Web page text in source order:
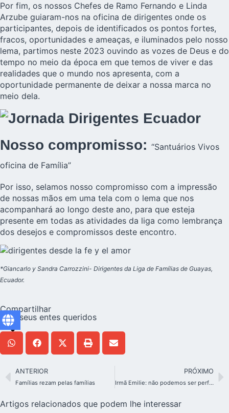
Por fim, os nossos Chefes de Ramo Fernando e Linda
Arzube guiaram-nos na oficina de dirigentes onde os
participantes, depois de identificados os pontos fortes,
fracos, oportunidades e ameaças, e iluminados pelo nosso
lema, partimos neste 2023 ouvindo as vozes de Deus e do
tempo no meio da época em que temos de viver e das
realidades que o mundo nos apresenta, com a
oportunidade permanente de deixar a nossa marca no
meio dela.
Nosso compromisso: “Santuários Vivos
oficina de Família”
Por isso, selamos nosso compromisso com a impressão
de nossas mãos em uma tela com o lema que nos
acompanhará ao longo deste ano, para que esteja
presente em todas as atividades da liga como lembrança
dos desejos e compromissos deste encontro.
*Giancarlo y Sandra Carrozzini- Dirigentes da Liga de Famílias de Guayas,
Ecuador.
Compartilhar
com seus entes queridos
ANTERIOR
Famílias rezam pelas famílias
PRÓXIMO
Irmã Emilie: não podemos ser perfeitos, mas sim brilhantes
Artigos relacionados que podem lhe interessar